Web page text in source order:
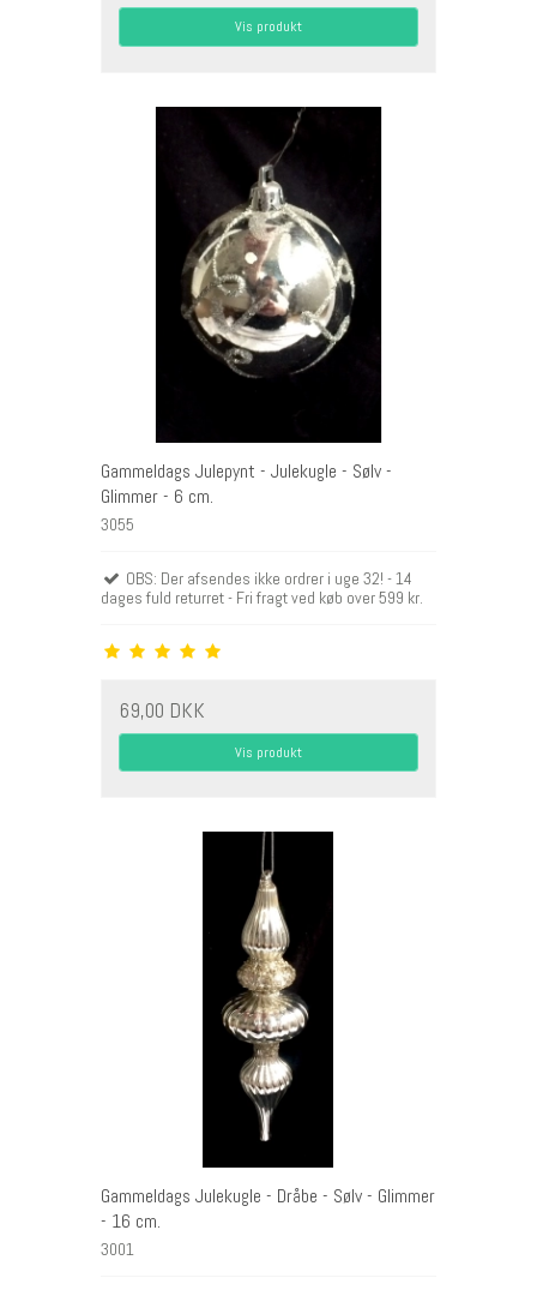
Vis produkt
Gammeldags Julepynt - Julekugle - Sølv -
Glimmer - 6 cm.
3055
OBS: Der afsendes ikke ordrer i uge 32! - 14
dages fuld returret - Fri fragt ved køb over 599 kr.
69,00 DKK
Vis produkt
Gammeldags Julekugle - Dråbe - Sølv - Glimmer
- 16 cm.
3001